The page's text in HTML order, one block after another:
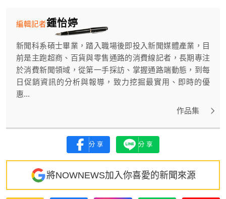
鍾怡婷
編輯記者
新聞科系碩士畢業，踏入職場後即投入新聞媒體產業，目
前是主跑超商、百貨與零售通路的消費線記者，長期專注
於消費新聞領域，從第一手採訪、掌握通路端動態，到每
日促銷資訊的分析與報導，致力挖掘最實用、即時的優
惠...
作品集
分享 分享
將NOWNEWS加入你喜愛的新聞來源